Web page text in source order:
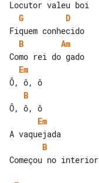
G
D
B
Am
Em
B
Em
B
Começou no interior